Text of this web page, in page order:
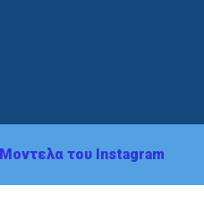
Μοντελα του Instagram